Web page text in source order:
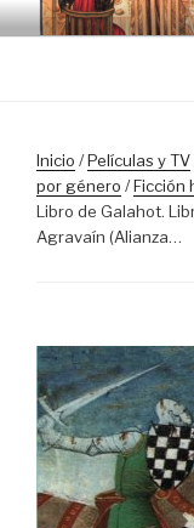
Saltar
al
Inicio /Películas y TV
por género /Ficción
Libro de Galahot.
Agravaín (Alianza…